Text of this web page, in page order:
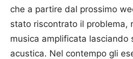
che a partire dal prossimo
stato riscontrato il problema,
musica amplificata lasciando
acustica. Nel contempo gli